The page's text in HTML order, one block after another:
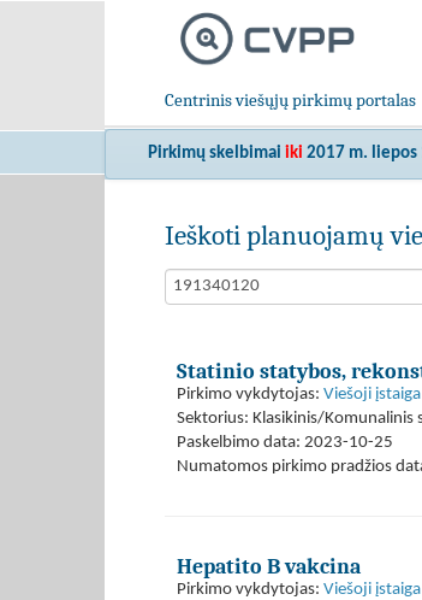
Centrinis viešųjų pirkimų portalas
Pirkimų skelbimai iki 2017 m. liepos
Ieškoti planuojamų
Statinio statybos,
Pirkimo vykdytojas: Viešoji
Sektorius: Klasikinis/Komunalinis
Paskelbimo data: 2023-10-25
Numatomos pirkimo pradžios
Hepatito B vakcina
Pirkimo vykdytojas: Viešoji